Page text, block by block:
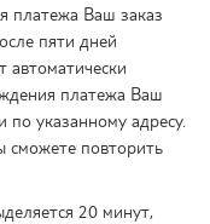
платежа Ваш заказ
пяти дней
автоматически
платежа Ваш
по указанному адресу.
сможете повторить
20 минут,